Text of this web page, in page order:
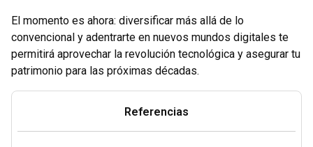
El momento es ahora: diversificar más allá de lo
convencional y adentrarte en nuevos mundos digitales te
permitirá aprovechar la revolución tecnológica y asegurar tu
patrimonio para las próximas décadas.
Referencias